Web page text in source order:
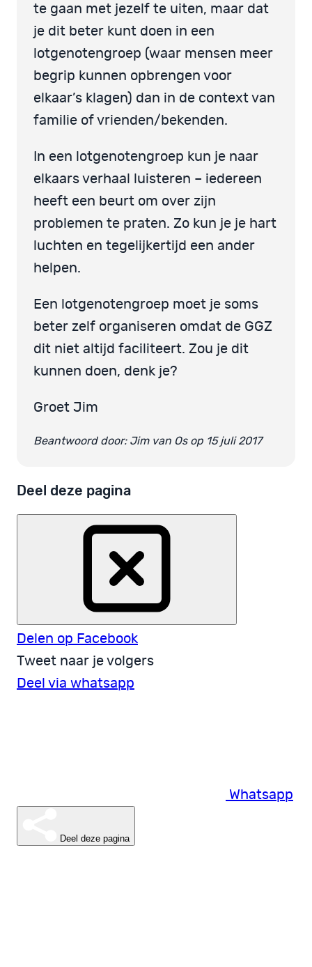
te gaan met jezelf te uiten, maar dat
je dit beter kunt doen in een
lotgenotengroep (waar mensen meer
begrip kunnen opbrengen voor
elkaar’s klagen) dan in de context van
familie of vrienden/bekenden.
In een lotgenotengroep kun je naar
elkaars verhaal luisteren – iedereen
heeft een beurt om over zijn
problemen te praten. Zo kun je je hart
luchten en tegelijkertijd een ander
helpen.
Een lotgenotengroep moet je soms
beter zelf organiseren omdat de GGZ
dit niet altijd faciliteert. Zou je dit
kunnen doen, denk je?
Groet Jim
Beantwoord door: Jim van Os op 15 juli 2017
Deel deze pagina
Delen op Facebook
Tweet naar je volgers
Deel via whatsapp
Whatsapp
Deel deze pagina